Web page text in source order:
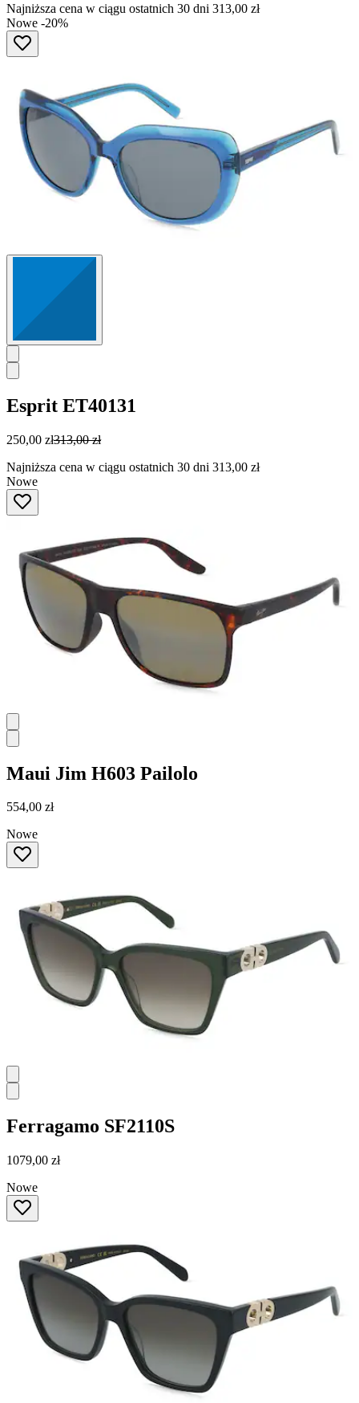
Najniższa cena w ciągu ostatnich 30 dni 313,00 zł
Nowe -20%
Esprit ET40131
250,00 zł313,00 zł
Najniższa cena w ciągu ostatnich 30 dni 313,00 zł
Nowe
Maui Jim H603 Pailolo
554,00 zł
Nowe
Ferragamo SF2110S
1079,00 zł
Nowe